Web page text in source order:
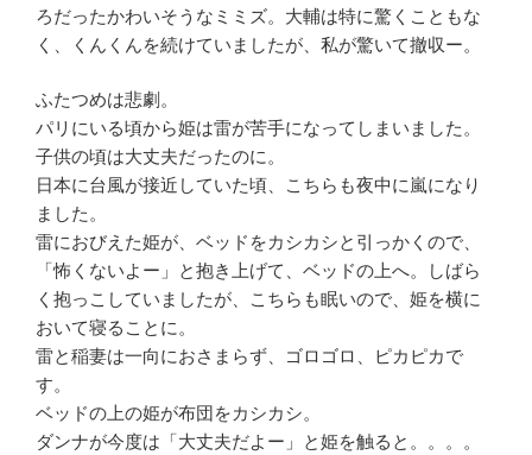
ろだったかわいそうなミミズ。大輔は特に驚くこともな
く、くんくんを続けていましたが、私が驚いて撤収ー。
ふたつめは悲劇。
パリにいる頃から姫は雷が苦手になってしまいました。
子供の頃は大丈夫だったのに。
日本に台風が接近していた頃、こちらも夜中に嵐になり
ました。
雷におびえた姫が、ベッドをカシカシと引っかくので、
「怖くないよー」と抱き上げて、ベッドの上へ。しばら
く抱っこしていましたが、こちらも眠いので、姫を横に
おいて寝ることに。
雷と稲妻は一向におさまらず、ゴロゴロ、ピカピカで
す。
ベッドの上の姫が布団をカシカシ。
ダンナが今度は「大丈夫だよー」と姫を触ると。。。。